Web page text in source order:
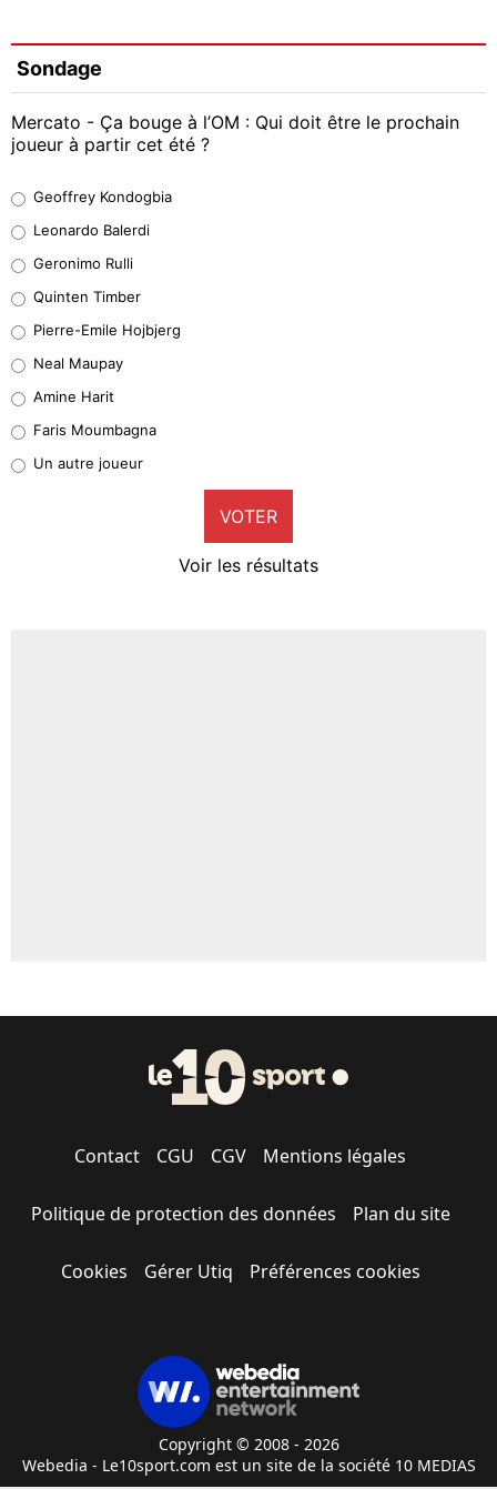
Sondage
Mercato - Ça bouge à l’OM : Qui doit être le prochain
joueur à partir cet été ?
38%
32%
4%
1%
9%
Geoffrey Kondogbia
Leonardo Balerdi
Geronimo Rulli
Quinten Timber
Pierre-Emile Hojbjerg
Neal Maupay
Amine Harit
Faris Moumbagna
Un autre joueur
VOTER
Voir les résultats
Contact CGU CGV Mentions légales
Politique de protection des données Plan du site
Cookies Gérer Utiq Préférences cookies
Copyright © 2008 - 2026
Webedia - Le10sport.com est un site de la société 10 MEDIAS